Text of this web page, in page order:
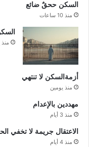
السكن ححقٌ ضائع
منذ 10 ساعات
أزمةالسكن لا تنتهي
منذ يومين
مهددين بالإعدام
منذ 3 أيام
الاعتقال جريمة لا تخفي
منذ 4 أيام